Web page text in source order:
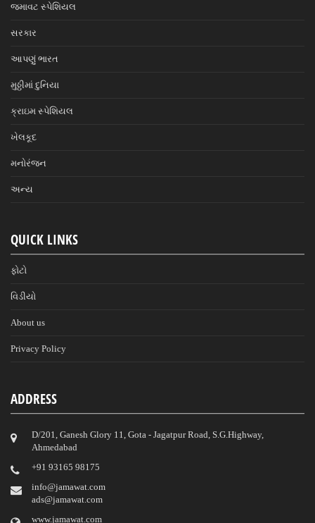
જમાવટ સ્પેશિયલ
સરકાર
આપણું ભારત
મુઠ્ઠીમાં દુનિયા
ક્રાઇમ સ્પેશિયલ
ખેલકૂદ
મનોરંજન
અન્ય
QUICK LINKS
ફોટો
વિડીયો
About us
Privacy Policy
ADDRESS
D/201, Ganesh Glory 11, Gota - Jagatpur Road, S.G.Highway,
Ahmedabad
‎+91 93165 98175
info@jamawat.com
ads@jamawat.com
www.jamawat.com